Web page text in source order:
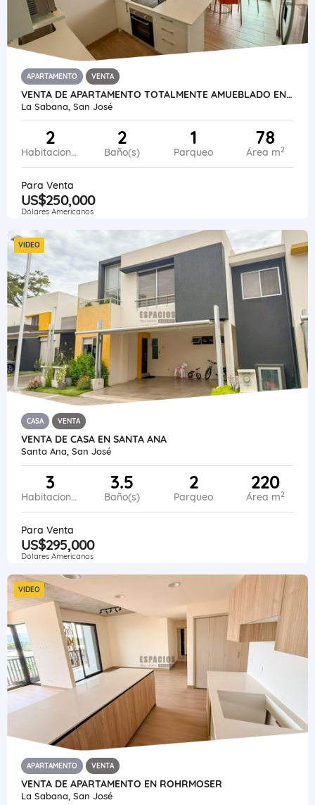
APARTAMENTO VENTA
VENTA DE APARTAMENTO TOTALMENTE AMUEBLADO EN LA SABANA
La Sabana, San José
2
Habitaciones
2
Baño(s)
1
Parqueo
78
Área m2
Para Venta
US$250,000
Dólares Americanos
VIDEO
CASA VENTA
VENTA DE CASA EN SANTA ANA
Santa Ana, San José
3
Habitaciones
3.5
Baño(s)
2
Parqueo
220
Área m2
Para Venta
US$295,000
Dólares Americanos
VIDEO
APARTAMENTO VENTA
VENTA DE APARTAMENTO EN ROHRMOSER
La Sabana, San José